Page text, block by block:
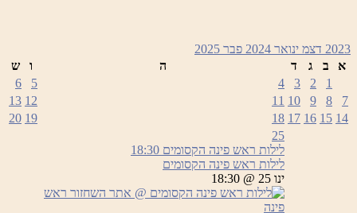
2023 דצמ ינואר 2024 פבר 2025
א
ב ג ד ה ו
ש
1
2
3
4
5
6
7
8
9
10
11
12
13
14
15
16
17
18
19
20
25
לילות ראש פינה הקסומים 18:30
לילות ראש פינה הקסומים
ינו 25 @ 18:30